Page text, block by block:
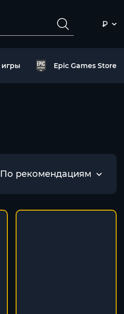
₽
Epic Games Store
По рекомендациям